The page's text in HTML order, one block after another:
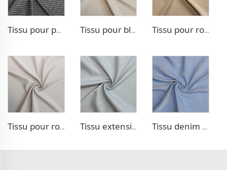
Tissu pour pantalon style TR Strip Tissu pour blazer aspect lin TR Tissu pour robe double tissage TR
Tissu pour robe double tissage TR Tissu extensible aspect denim TR Tissu denim en poly lyocell